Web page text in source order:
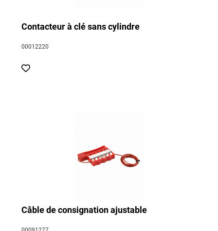
Contacteur à clé sans cylindre
00012220
Câble de consignation ajustable